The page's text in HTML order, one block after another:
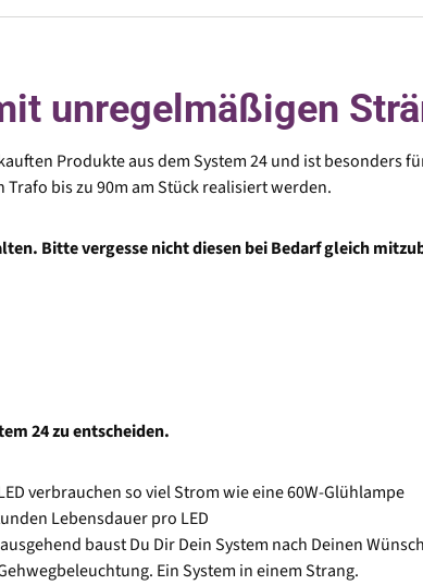
unregelmäßigen
Produkte aus dem System 24 und ist besonders
bis zu 90m am Stück realisiert werden.
Bitte vergesse nicht diesen bei Bedarf gleich
24 zu entscheiden.
verbrauchen so viel Strom wie eine 60W-Glühlampe
Lebensdauer pro LED
baust Du Dir Dein System nach Deinen
Ein System in einem Strang.